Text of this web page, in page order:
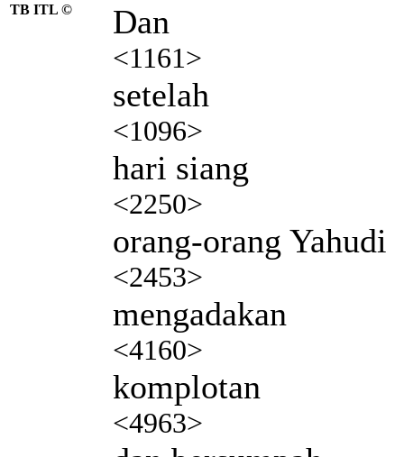
TB ITL © Dan
<1161>
setelah
<1096>
hari siang
<2250>
orang-orang Yahudi
<2453>
mengadakan
<4160>
komplotan
<4963>